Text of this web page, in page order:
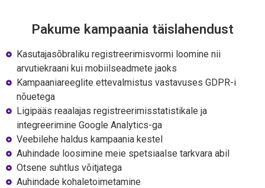
Pakume kampaania täislahendust
Kasutajasõbraliku registreerimisvormi loomine nii
arvutiekraani kui mobiilseadmete jaoks
Kampaaniareeglite ettevalmistus vastavuses GDPR-i
nõuetega
Ligipääs reaalajas registreerimisstatistikale ja
integreerimine Google Analytics-ga
Veebilehe haldus kampaania kestel
Auhindade loosimine meie spetsiaalse tarkvara abil
Otsene suhtlus võitjatega
Auhindade kohaletoimetamine